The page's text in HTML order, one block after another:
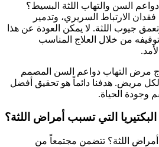
السن والتهاب اللثة البسيط؟
الارتباط السريري، وتدمير
جيوب اللثة. لا يمكن العودة عن هذا
من خلال العلاج المناسب
مرض التهاب دواعم السن المصمم
مريض. هدفنا دائماً هو تحقيق أفضل
وجودة الحياة.
التي تسبب أمراض اللثة؟
أمراض اللثة؟ تتضمن مجتمعاً من